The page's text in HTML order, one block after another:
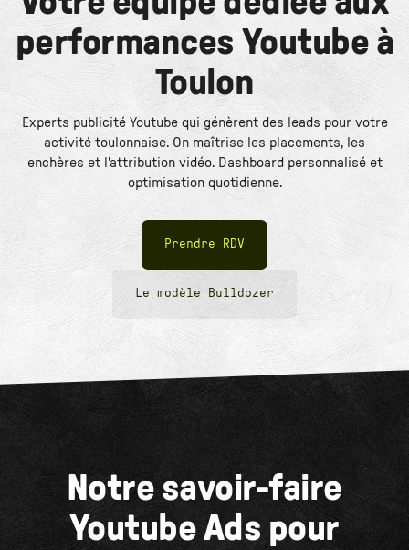
performances Youtube à
Toulon
Experts publicité Youtube qui génèrent des leads pour votre
activité toulonnaise. On maîtrise les placements, les
enchères et l'attribution vidéo. Dashboard personnalisé et
optimisation quotidienne.
Prendre RDV
Le modèle Bulldozer
Notre savoir-faire
Youtube Ads pour